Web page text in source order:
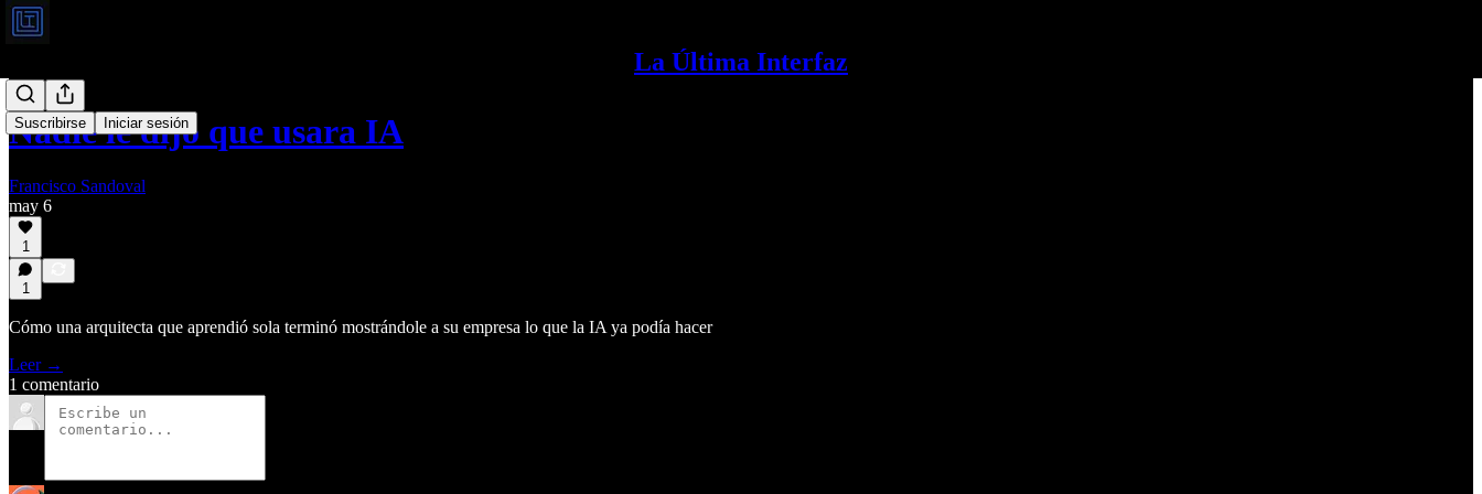
La Última Interfaz
Suscribirse Iniciar sesión
Nadie le dijo que usara IA
Francisco Sandoval
may 6
1
1
Cómo una arquitecta que aprendió sola terminó mostrándole a su empresa lo que la IA ya podía hacer
Leer →
1 comentario